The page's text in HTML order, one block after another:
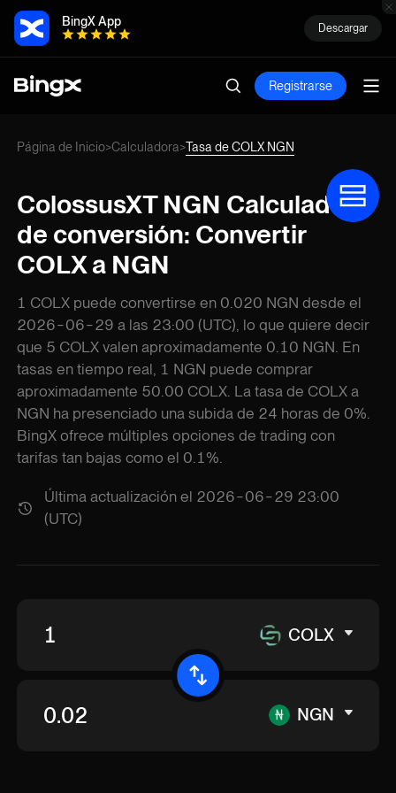
BingX App Descargar
Registrarse
Página de Inicio>Calculadora>Tasa de COLX NGN
ColossusXT NGN Calculadora
de conversión: Convertir
COLX a NGN
1 COLX puede convertirse en 0.020 NGN desde el
2026-06-29 a las 23:00 (UTC), lo que quiere decir
que 5 COLX valen aproximadamente 0.10 NGN. En
tasas en tiempo real, 1 NGN puede comprar
aproximadamente 50.00 COLX. La tasa de COLX a
NGN ha presenciado una subida de 24 horas de 0%.
BingX ofrece múltiples opciones de trading con
tarifas tan bajas como el 0.1%.
Última actualización el 2026-06-29 23:00
(UTC)
COLX
NGN